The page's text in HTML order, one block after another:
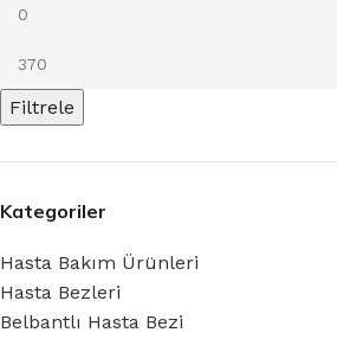
Filtrele
Kategoriler
Hasta Bakım Ürünleri
Hasta Bezleri
Belbantlı Hasta Bezi